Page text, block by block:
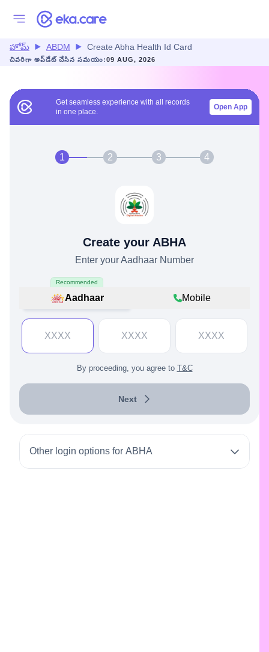
హోమ్ ABDM Create Abha Health Id Card
చివరిగా అప్‌డేట్ చేసిన సమయం:09 AUG, 2026
Get seamless experience with all records
in one place.
Open App
1 2 3 4
Create your ABHA
Enter your Aadhaar Number
Recommended
Aadhaar Mobile
By proceeding, you agree to T&C
Next
Other login options for ABHA